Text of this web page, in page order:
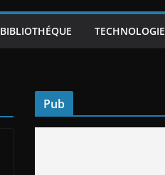
BIBLIOTHÉQUE TECHNOLOGIE
Pub